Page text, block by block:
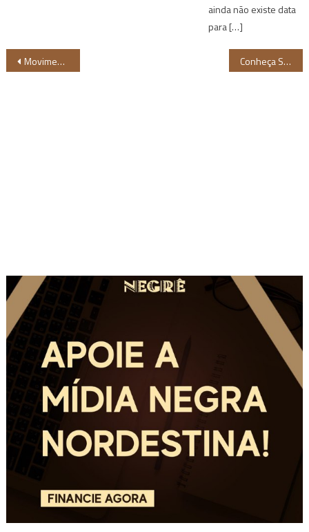
ainda não existe data
para […]
Navegação
Movimento 21 dias de Ativismo Contra o Racismo acontece em março Conheça Simone Ashley, nova protagonista da 2ª temporada de Bridgerton